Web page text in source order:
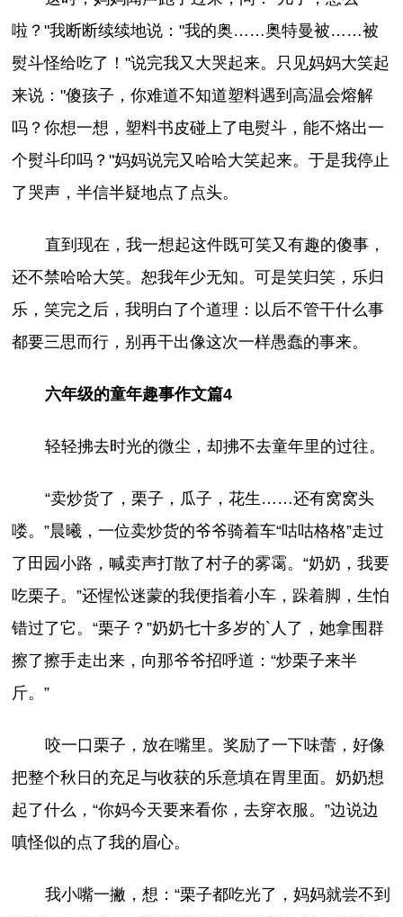
啦？"我断断续续地说："我的奥……奥特曼被……被
熨斗怪给吃了！"说完我又大哭起来。只见妈妈大笑起
来说："傻孩子，你难道不知道塑料遇到高温会熔解
吗？你想一想，塑料书皮碰上了电熨斗，能不烙出一
个熨斗印吗？"妈妈说完又哈哈大笑起来。于是我停止
了哭声，半信半疑地点了点头。
直到现在，我一想起这件既可笑又有趣的傻事，
还不禁哈哈大笑。恕我年少无知。可是笑归笑，乐归
乐，笑完之后，我明白了个道理：以后不管干什么事
都要三思而行，别再干出像这次一样愚蠢的事来。
六年级的童年趣事作文篇4
轻轻拂去时光的微尘，却拂不去童年里的过往。
“卖炒货了，栗子，瓜子，花生……还有窝窝头
喽。”晨曦，一位卖炒货的爷爷骑着车“咕咕格格”走过
了田园小路，喊卖声打散了村子的雾霭。“奶奶，我要
吃栗子。”还惺忪迷蒙的我便指着小车，跺着脚，生怕
错过了它。“栗子？”奶奶七十多岁的`人了，她拿围群
擦了擦手走出来，向那爷爷招呼道：“炒栗子来半
斤。”
咬一口栗子，放在嘴里。奖励了一下味蕾，好像
把整个秋日的充足与收获的乐意填在胃里面。奶奶想
起了什么，“你妈今天要来看你，去穿衣服。”边说边
嗔怪似的点了我的眉心。
我小嘴一撇，想：“栗子都吃光了，妈妈就尝不到